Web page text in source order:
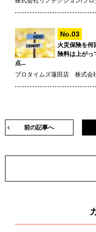
火災保険を何
険料は上が
点...
プロタイムズ蓮田店 株式会
前の記事へ